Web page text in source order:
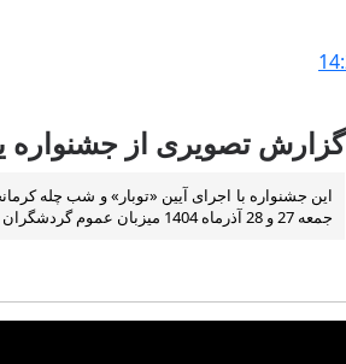
گزارش تصویری از جشنواره
این جشنواره با اجرای آیین «توبار» و شب چله
جمعه 27 و 28 آذرماه 1404 میزبان عموم گردشگران است.